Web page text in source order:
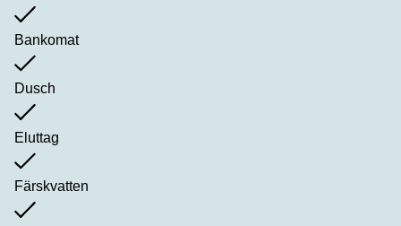
Bankomat
Dusch
Eluttag
Färskvatten